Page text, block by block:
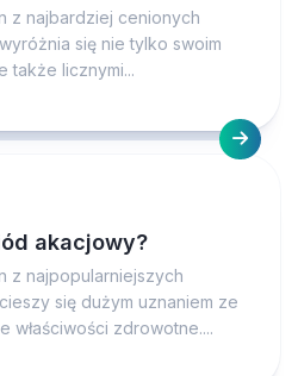
z najbardziej cenionych
się nie tylko swoim
także licznymi...
akacjowy?
z najpopularniejszych
się dużym uznaniem ze
właściwości zdrowotne....